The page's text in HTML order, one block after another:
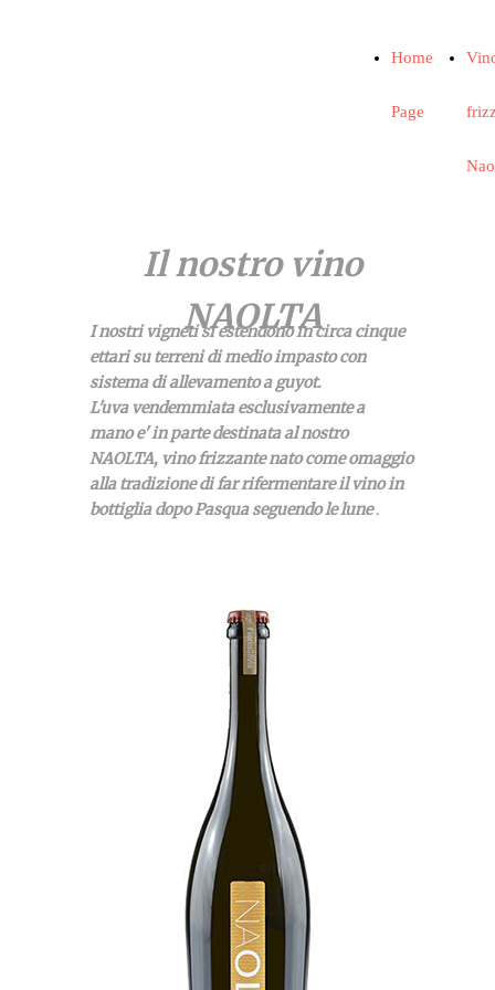
Il nostro vino
NAOLTA
Home
Page
I nostri vigneti si estendono in circa cinque
ettari su terreni di medio impasto con
sistema di allevamento a guyot.
L'uva vendemmiata esclusivamente a
mano e' in parte destinata alnostro
NAOLTA, vino frizzante nato come omaggio
alla tradizione di far rifermentare il vino in
bottiglia dopo Pasqua seguendolelune.